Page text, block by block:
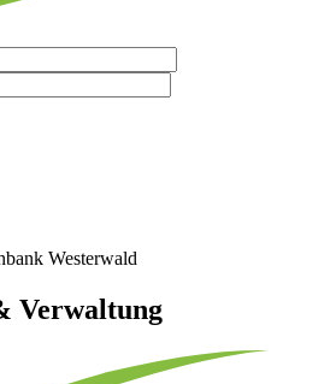
Westerwald
Verwaltung